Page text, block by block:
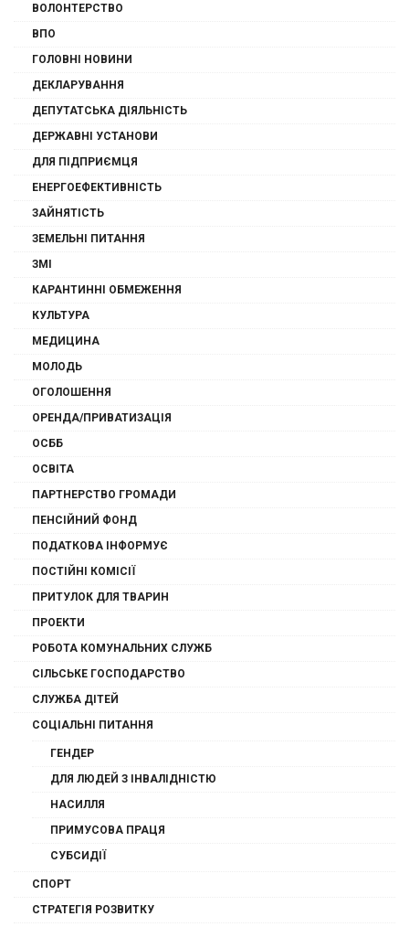
ВОЛОНТЕРСТВО
ВПО
ГОЛОВНІ НОВИНИ
ДЕКЛАРУВАННЯ
ДЕПУТАТСЬКА ДІЯЛЬНІСТЬ
ДЕРЖАВНІ УСТАНОВИ
ДЛЯ ПІДПРИЄМЦЯ
ЕНЕРГОЕФЕКТИВНІСТЬ
ЗАЙНЯТІСТЬ
ЗЕМЕЛЬНІ ПИТАННЯ
ЗМІ
КАРАНТИННІ ОБМЕЖЕННЯ
КУЛЬТУРА
МЕДИЦИНА
МОЛОДЬ
ОГОЛОШЕННЯ
ОРЕНДА/ПРИВАТИЗАЦІЯ
ОСББ
ОСВІТА
ПАРТНЕРСТВО ГРОМАДИ
ПЕНСІЙНИЙ ФОНД
ПОДАТКОВА ІНФОРМУЄ
ПОСТІЙНІ КОМІСІЇ
ПРИТУЛОК ДЛЯ ТВАРИН
ПРОЕКТИ
РОБОТА КОМУНАЛЬНИХ СЛУЖБ
СІЛЬСЬКЕ ГОСПОДАРСТВО
СЛУЖБА ДІТЕЙ
СОЦІАЛЬНІ ПИТАННЯ
ГЕНДЕР
ДЛЯ ЛЮДЕЙ З ІНВАЛІДНІСТЮ
НАСИЛЛЯ
ПРИМУСОВА ПРАЦЯ
СУБСИДІЇ
СПОРТ
СТРАТЕГІЯ РОЗВИТКУ